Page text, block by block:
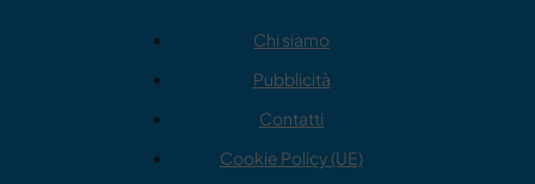
Chi siamo
Pubblicità
Contatti
Cookie Policy (UE)